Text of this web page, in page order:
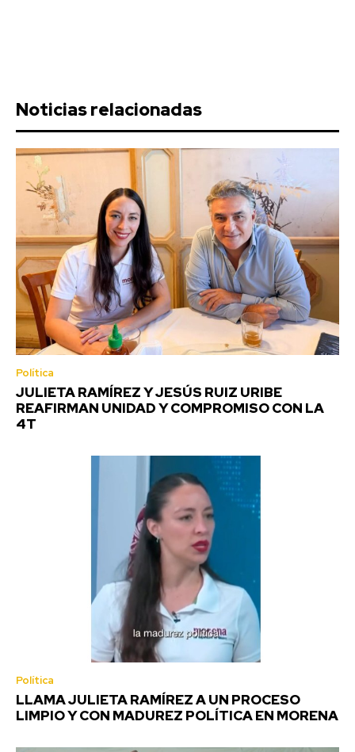
Noticias relacionadas
Política
JULIETA RAMÍREZ Y JESÚS RUIZ URIBE
REAFIRMAN UNIDAD Y COMPROMISO CON LA
4T
Política
LLAMA JULIETA RAMÍREZ A UN PROCESO
LIMPIO Y CON MADUREZ POLÍTICA EN MORENA